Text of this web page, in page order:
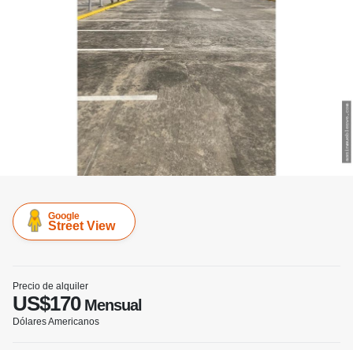
Google
Street View
Precio de alquiler
US$170Mensual
Dólares Americanos